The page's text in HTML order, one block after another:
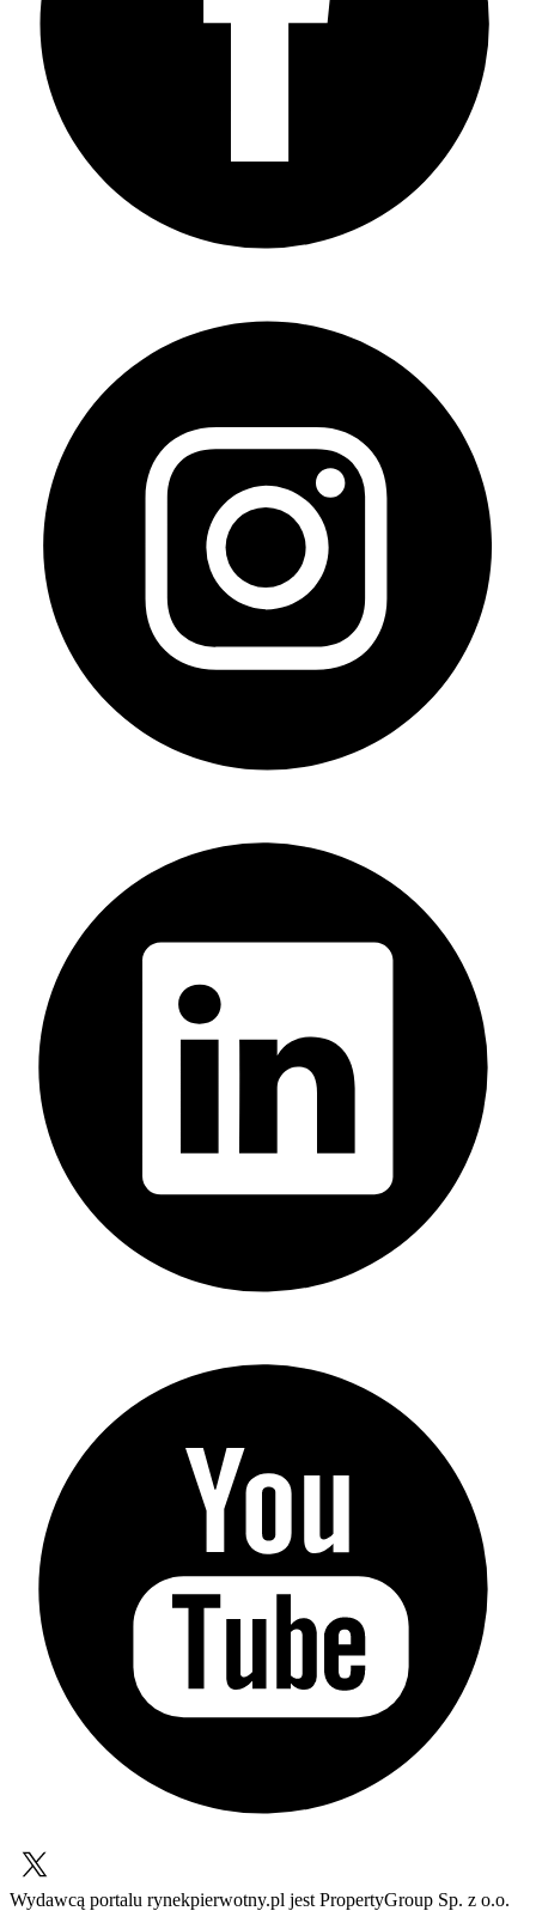
Wydawcą portalu rynekpierwotny.pl jest PropertyGroup Sp. z o.o.